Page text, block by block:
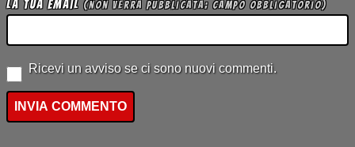
La tua Email (non verrà pubblicata; campo obbligatorio)
Ricevi un avviso se ci sono nuovi commenti.